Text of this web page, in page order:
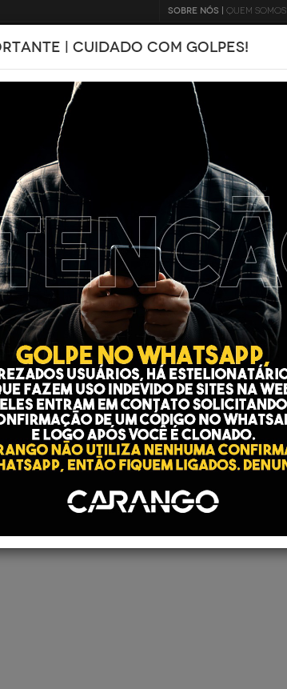
| CUIDADO COM GOLPES!
SOBRE NÓS | QUEM SOMOS
NENHUM VEÍCULO ENCONTRADO!
GENTILEZA TENTE NOVAMENTE.